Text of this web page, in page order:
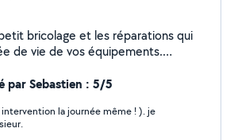
bricolage et les réparations qui
de vie de vos équipements.
de fixations murales et beaucoup
sont accessibles en fonction de mon
je serai ravi de vous aider dans vos
par Sebastien : 5/5
la journée même ! ). je